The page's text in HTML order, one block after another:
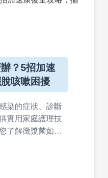
？5招加速
咳嗽困擾
染的症狀、診斷
實用家庭護理技
了解黴漿菌如何
用、休息建議和